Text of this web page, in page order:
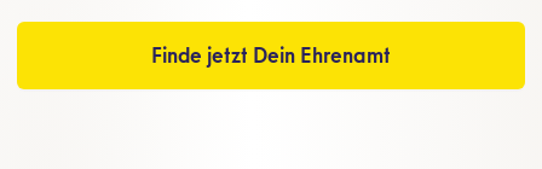
Finde jetzt Dein Ehrenamt